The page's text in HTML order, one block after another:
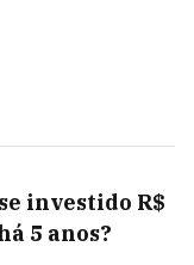
investido R$
5 anos?